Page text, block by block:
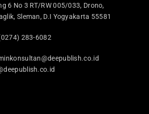
6 No 3 RT/RW 005/033, Drono,
Sleman, D.I Yogyakarta 55581
283-6082